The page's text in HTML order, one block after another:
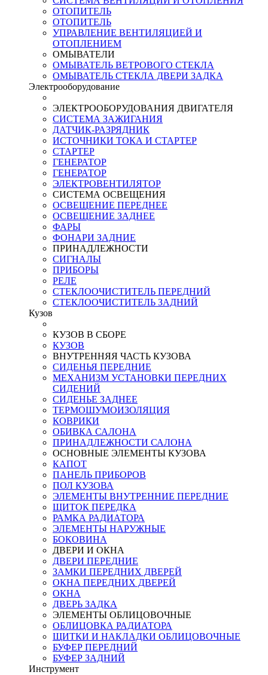
ОТОПИТЕЛЬ
ОТОПИТЕЛЬ
УПРАВЛЕНИЕ ВЕНТИЛЯЦИЕЙ И
ОТОПЛЕНИЕМ
ОМЫВАТЕЛИ
ОМЫВАТЕЛЬ ВЕТРОВОГО СТЕКЛА
ОМЫВАТЕЛЬ СТЕКЛА ДВЕРИ ЗАДКА
Электрооборудование
ЭЛЕКТРООБОРУДОВАНИЯ ДВИГАТЕЛЯ
СИСТЕМА ЗАЖИГАНИЯ
ДАТЧИК-РАЗРЯДНИК
ИСТОЧНИКИ ТОКА И СТАРТЕР
СТАРТЕР
ГЕНЕРАТОР
ГЕНЕРАТОР
ЭЛЕКТРОВЕНТИЛЯТОР
СИСТЕМА ОСВЕЩЕНИЯ
ОСВЕЩЕНИЕ ПЕРЕДНЕЕ
ОСВЕЩЕНИЕ ЗАДНЕЕ
ФАРЫ
ФОНАРИ ЗАДНИЕ
ПРИНАДЛЕЖНОСТИ
СИГНАЛЫ
ПРИБОРЫ
РЕЛЕ
СТЕКЛООЧИСТИТЕЛЬ ПЕРЕДНИЙ
СТЕКЛООЧИСТИТЕЛЬ ЗАДНИЙ
Кузов
КУЗОВ В СБОРЕ
КУЗОВ
ВНУТРЕННЯЯ ЧАСТЬ КУЗОВА
СИДЕНЬЯ ПЕРЕДНИЕ
МЕХАНИЗМ УСТАНОВКИ ПЕРЕДНИХ
СИДЕНИЙ
СИДЕНЬЕ ЗАДНЕЕ
ТЕРМОШУМОИЗОЛЯЦИЯ
КОВРИКИ
ОБИВКА САЛОНА
ПРИНАДЛЕЖНОСТИ САЛОНА
ОСНОВНЫЕ ЭЛЕМЕНТЫ КУЗОВА
КАПОТ
ПАНЕЛЬ ПРИБОРОВ
ПОЛ КУЗОВА
ЭЛЕМЕНТЫ ВНУТРЕННИЕ ПЕРЕДНИЕ
ЩИТОК ПЕРЕДКА
РАМКА РАДИАТОРА
ЭЛЕМЕНТЫ НАРУЖНЫЕ
БОКОВИНА
ДВЕРИ И ОКНА
ДВЕРИ ПЕРЕДНИЕ
ЗАМКИ ПЕРЕДНИХ ДВЕРЕЙ
ОКНА ПЕРЕДНИХ ДВЕРЕЙ
ОКНА
ДВЕРЬ ЗАДКА
ЭЛЕМЕНТЫ ОБЛИЦОВОЧНЫЕ
ОБЛИЦОВКА РАДИАТОРА
ЩИТКИ И НАКЛАДКИ ОБЛИЦОВОЧНЫЕ
БУФЕР ПЕРЕДНИЙ
БУФЕР ЗАДНИЙ
Инструмент